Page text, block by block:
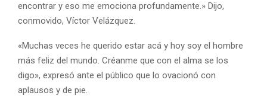
encontrar y eso me emociona profundamente.» Dijo,
conmovido, Víctor Velázquez.
«Muchas veces he querido estar acá y hoy soy el hombre
más feliz del mundo. Créanme que con el alma se los
digo», expresó ante el público que lo ovacionó con
aplausos y de pie.